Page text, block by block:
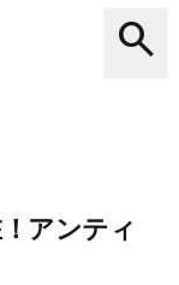
search
アンティ